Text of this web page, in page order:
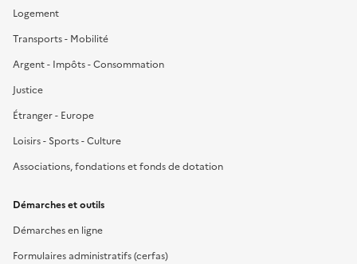
Logement
Transports - Mobilité
Argent - Impôts - Consommation
Justice
Étranger - Europe
Loisirs - Sports - Culture
Associations, fondations et fonds de dotation
Démarches et outils
Démarches en ligne
Formulaires administratifs (cerfas)